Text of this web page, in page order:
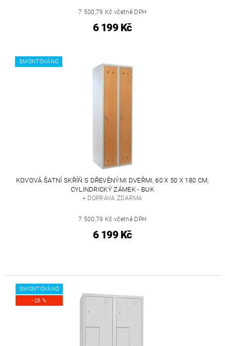
7 500,79 Kč včetně DPH
6 199 Kč
SMONTOVÁNO
KOVOVÁ ŠATNÍ SKŘÍŇ S DŘEVĚNÝMI DVEŘMI, 60 X 50 X 180 CM,
CYLINDRICKÝ ZÁMEK - BUK
+ DOPRAVA ZDARMA
7 500,79 Kč včetně DPH
6 199 Kč
SMONTOVÁNO
-28 %